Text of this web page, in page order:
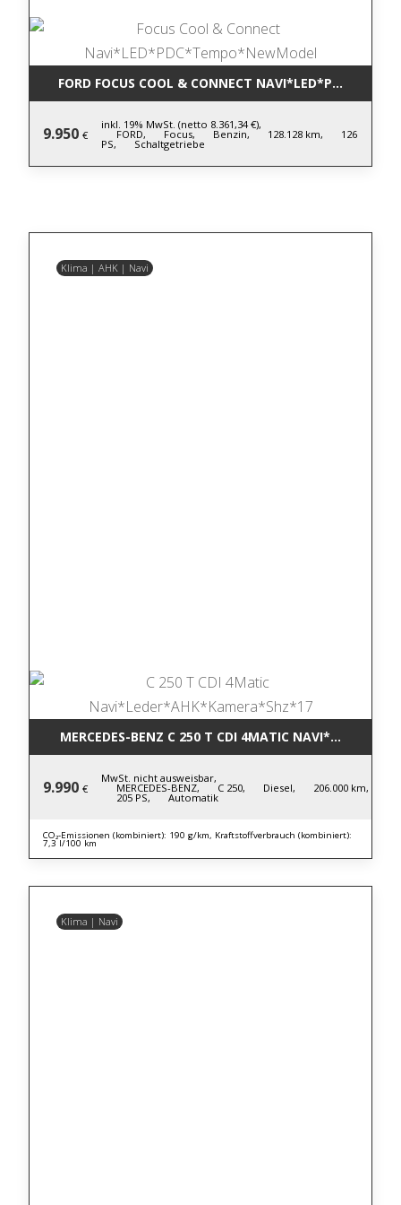
FORD FOCUS COOL & CONNECT
9.950 €
inkl. 19% MwSt. (netto 8.361,34 €),
FORD, Focus, Benzin, 128.128 km, 126
PS, Schaltgetriebe
Klima | AHK | Navi
MERCEDES-BENZ C 250 T CDI 4MATIC
9.990 €
MwSt. nicht ausweisbar,
MERCEDES-BENZ, C 250, Diesel, 206.000 km,
205 PS, Automatik
CO₂-Emissionen (kombiniert): 190 g/km, Kraftstoffverbrauch (kombiniert):
7,3 l/100 km
Klima | Navi